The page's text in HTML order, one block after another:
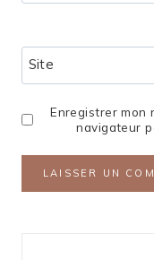
Site
Enregistrer mon
navigateur